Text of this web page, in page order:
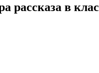
рассказа в